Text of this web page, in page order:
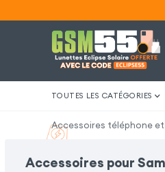
TOUTES LES CATÉGORIES
Accessoires téléphone
Accessoires pour